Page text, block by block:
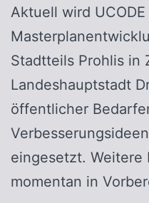
Aktuell wird
Stadtteils Prohlis in
Landeshauptstadt
öffentlicher
eingesetzt. Weitere
momentan in